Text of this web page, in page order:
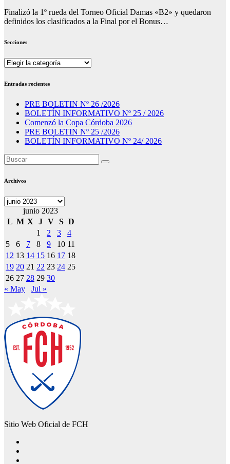
Finalizó la 1º rueda del Torneo Oficial Damas «B2» y quedaron
definidos los clasificados a la Final por el Bonus…
Secciones
Secciones
Entradas recientes
PRE BOLETIN Nº 26 /2026
BOLETÍN INFORMATIVO Nº 25 / 2026
Comenzó la Copa Córdoba 2026
PRE BOLETIN Nº 25 /2026
BOLETÍN INFORMATIVO Nº 24/ 2026
Archivos
Archivos
junio 2023
L M X J V S D
1
2 3
4
5
6 7 8 9 10 11
12 13 14 15 16 17 18
19 20 21 22 23 24 25
26 27 28 29 30
« May
Jul »
Sitio Web Oficial de FCH